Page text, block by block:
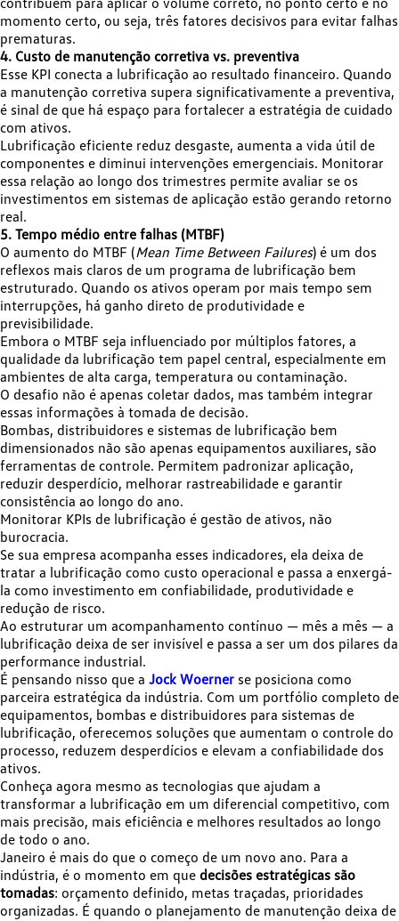
momento certo, ou seja, três fatores decisivos para evitar falhas
prematuras.
4. Custo de manutenção corretiva vs. preventiva
Esse KPI conecta a lubrificação ao resultado financeiro. Quando
a manutenção corretiva supera significativamente a preventiva,
é sinal de que há espaço para fortalecer a estratégia de cuidado
com ativos.
Lubrificação eficiente reduz desgaste, aumenta a vida útil de
componentes e diminui intervenções emergenciais. Monitorar
essa relação ao longo dos trimestres permite avaliar se os
investimentos em sistemas de aplicação estão gerando retorno
real.
5. Tempo médio entre falhas (MTBF)
O aumento do MTBF (Mean Time Between Failures) é um dos
reflexos mais claros de um programa de lubrificação bem
estruturado. Quando os ativos operam por mais tempo sem
interrupções, há ganho direto de produtividade e
previsibilidade.
Embora o MTBF seja influenciado por múltiplos fatores, a
qualidade da lubrificação tem papel central, especialmente em
ambientes de alta carga, temperatura ou contaminação.
O desafio não é apenas coletar dados, mas também integrar
essas informações à tomada de decisão.
Bombas, distribuidores e sistemas de lubrificação bem
dimensionados não são apenas equipamentos auxiliares, são
ferramentas de controle. Permitem padronizar aplicação,
reduzir desperdício, melhorar rastreabilidade e garantir
consistência ao longo do ano.
Monitorar KPIs de lubrificação é gestão de ativos, não
burocracia.
Se sua empresa acompanha esses indicadores, ela deixa de
tratar a lubrificação como custo operacional e passa a enxergá-
la como investimento em confiabilidade, produtividade e
redução de risco.
Ao estruturar um acompanhamento contínuo — mês a mês — a
lubrificação deixa de ser invisível e passa a ser um dos pilares da
performance industrial.
É pensando nisso que a Jock Woerner se posiciona como
parceira estratégica da indústria. Com um portfólio completo de
equipamentos, bombas e distribuidores para sistemas de
lubrificação, oferecemos soluções que aumentam o controle do
processo, reduzem desperdícios e elevam a confiabilidade dos
ativos.
Conheça agora mesmo as tecnologias que ajudam a
transformar a lubrificação em um diferencial competitivo, com
mais precisão, mais eficiência e melhores resultados ao longo
de todo o ano.
Janeiro é mais do que o começo de um novo ano. Para a
indústria, é o momento em que decisões estratégicas são
tomadas: orçamento definido, metas traçadas, prioridades
organizadas. É quando o planejamento de manutenção deixa de